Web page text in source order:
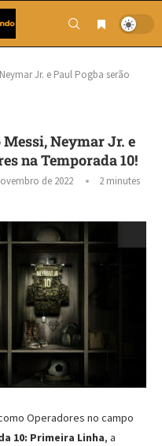
Jr. e Paul Pogba serão
Neymar Jr. e
na Temporada 10!
de 2022
2 minutes
Operadores no campo
10: Primeira Linha, a